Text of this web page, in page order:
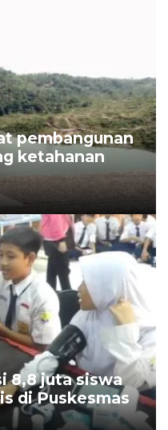
pembangunan
ketahanan
8,8 juta siswa
di Puskesmas